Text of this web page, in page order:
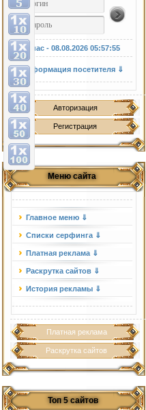
У нас - 08.08.202605:57:56
Информация посетителя ⇓
Авторизация
Регистрация
Меню сайта
Главное меню ⇓
Списки серфинга ⇓
Платная реклама ⇓
Раскрутка сайтов ⇓
История рекламы ⇓
Платная реклама
Раскрутка сайтов
Топ 5 сайтов